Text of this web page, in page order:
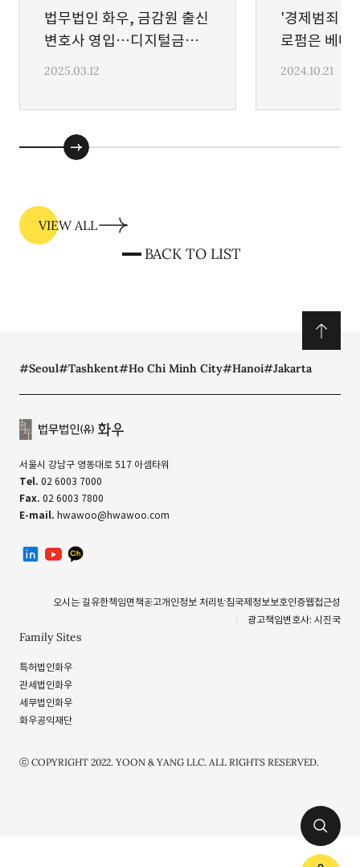
2025.03.12
법무법인 화우, 금감원 출신
변호사 영입…디지털금융,
당국 조사대응 강화
2024.10.21
'경제범죄'
로펌은 베테
VIEW ALL
BACK TO LIST
#Seoul#Tashkent#Ho Chi Minh City#Hanoi#Jakarta
서울시 강남구 영동대로 517 아셈타워
Tel. 02 6003 7000
Fax. 02 6003 7800
E-mail. hwawoo@hwawoo.com
Family Sites
특허법인화우
관세법인화우
세무법인화우
화우공익재단
오시는 길 유한책임면책공고개인정보 처리방침국제정보보호인증웹접근성
광고책임변호사: 시진국
ⓒ COPYRIGHT 2022. YOON & YANG LLC. ALL RIGHTS RESERVED.